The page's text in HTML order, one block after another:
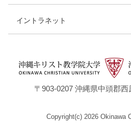
イントラネット
〒903-0207 沖縄県中頭郡
Copyright(c) 2026 Okinawa